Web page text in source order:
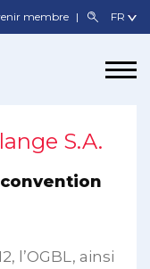
membre
S.A.
l’OGBL, ainsi